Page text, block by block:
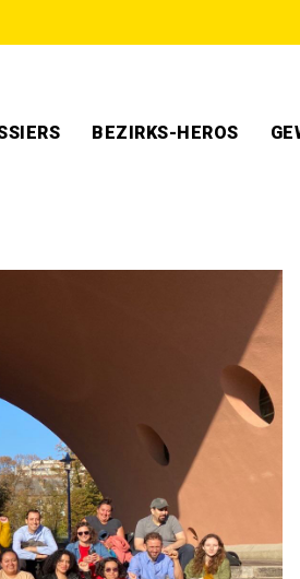
BEZIRKS-HEROS